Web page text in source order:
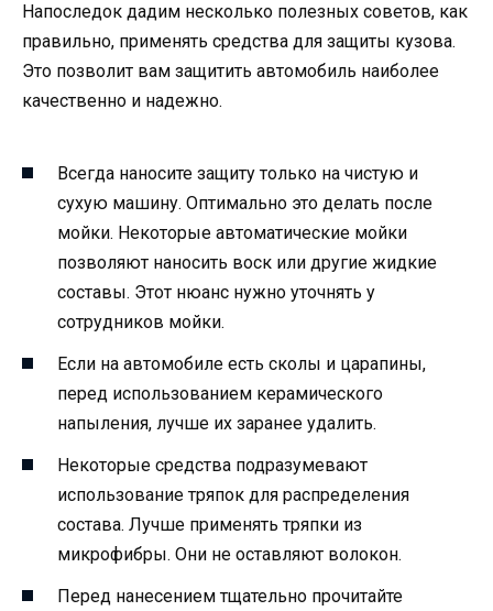
Напоследок дадим несколько полезных советов, как
правильно, применять средства для защиты кузова.
Это позволит вам защитить автомобиль наиболее
качественно и надежно.
Всегда наносите защиту только на чистую и
сухую машину. Оптимально это делать после
мойки. Некоторые автоматические мойки
позволяют наносить воск или другие жидкие
составы. Этот нюанс нужно уточнять у
сотрудников мойки.
Если на автомобиле есть сколы и царапины,
перед использованием керамического
напыления, лучше их заранее удалить.
Некоторые средства подразумевают
использование тряпок для распределения
состава. Лучше применять тряпки из
микрофибры. Они не оставляют волокон.
Перед нанесением тщательно прочитайте